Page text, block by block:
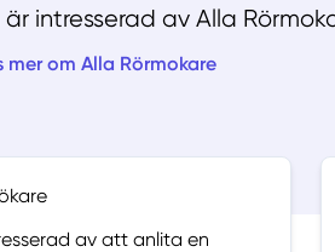
intresserad av Alla
mer om Alla Rörmokare
av att anlita en